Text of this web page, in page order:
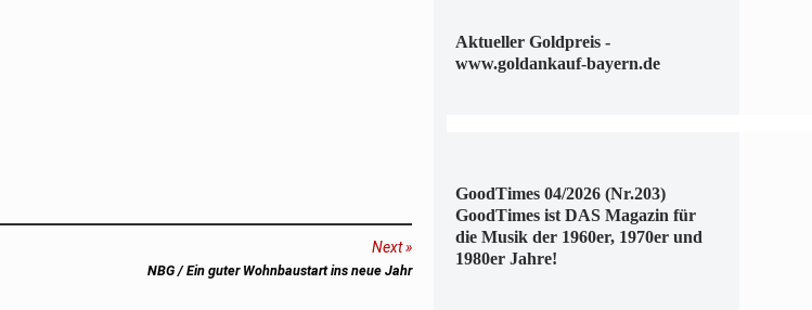
Next
Next
NBG / Ein guter Wohnbaustart ins neue Jahr
Aktueller Goldpreis -
www.goldankauf-bayern.de
GoodTimes 04/2026 (Nr.203)
GoodTimes ist DAS Magazin für
die Musik der 1960er, 1970er und
1980er Jahre!